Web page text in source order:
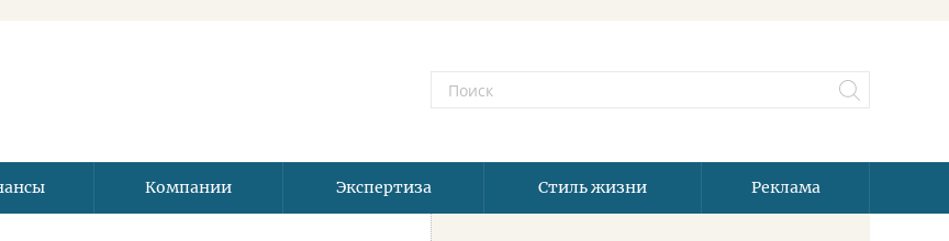
Компании Экспертиза Стиль жизни Реклама